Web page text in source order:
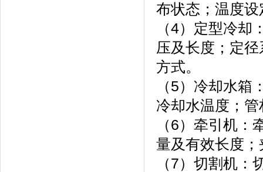
布状态；温度
（4）定型冷
压及长度；定
方式。
（5）冷却水
冷却水温度；
（6）牵引机
量及有效长度
（7）切割机